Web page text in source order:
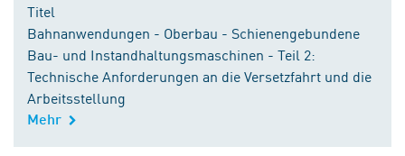
Titel
Bahnanwendungen - Oberbau - Schienengebundene
Bau- und Instandhaltungsmaschinen - Teil 2:
Technische Anforderungen an die Versetzfahrt und die
Arbeitsstellung
Mehr